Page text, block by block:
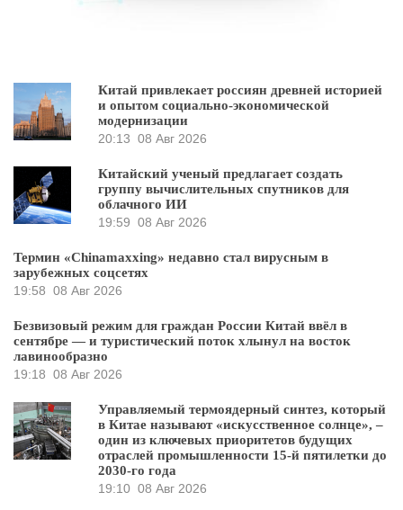
Китай привлекает россиян древней историей
и опытом социально-экономической
модернизации
20:13 08 Авг 2026
Китайский ученый предлагает создать
группу вычислительных спутников для
облачного ИИ
19:59 08 Авг 2026
Термин «Chinamaxxing» недавно стал вирусным в
зарубежных соцсетях
19:58 08 Авг 2026
Безвизовый режим для граждан России Китай ввёл в
сентябре — и туристический поток хлынул на восток
лавинообразно
19:18 08 Авг 2026
Управляемый термоядерный синтез, который
в Китае называют «искусственное солнце», –
один из ключевых приоритетов будущих
отраслей промышленности 15-й пятилетки до
2030-го года
19:10 08 Авг 2026